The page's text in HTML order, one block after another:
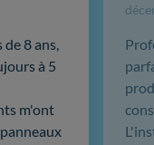
8 ans,
à 5
m'ont